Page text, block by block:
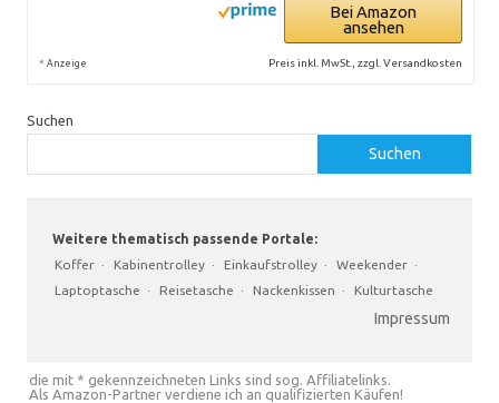
Bei Amazon
ansehen
* Anzeige Preis inkl. MwSt., zzgl. Versandkosten
Suchen
Suchen
Weitere thematisch passende Portale:
Koffer · Kabinentrolley · Einkaufstrolley · Weekender ·
Laptoptasche · Reisetasche · Nackenkissen · Kulturtasche
Impressum
die mit * gekennzeichneten Links sind sog. Affiliatelinks.
Als Amazon-Partner verdiene ich an qualifizierten Käufen!